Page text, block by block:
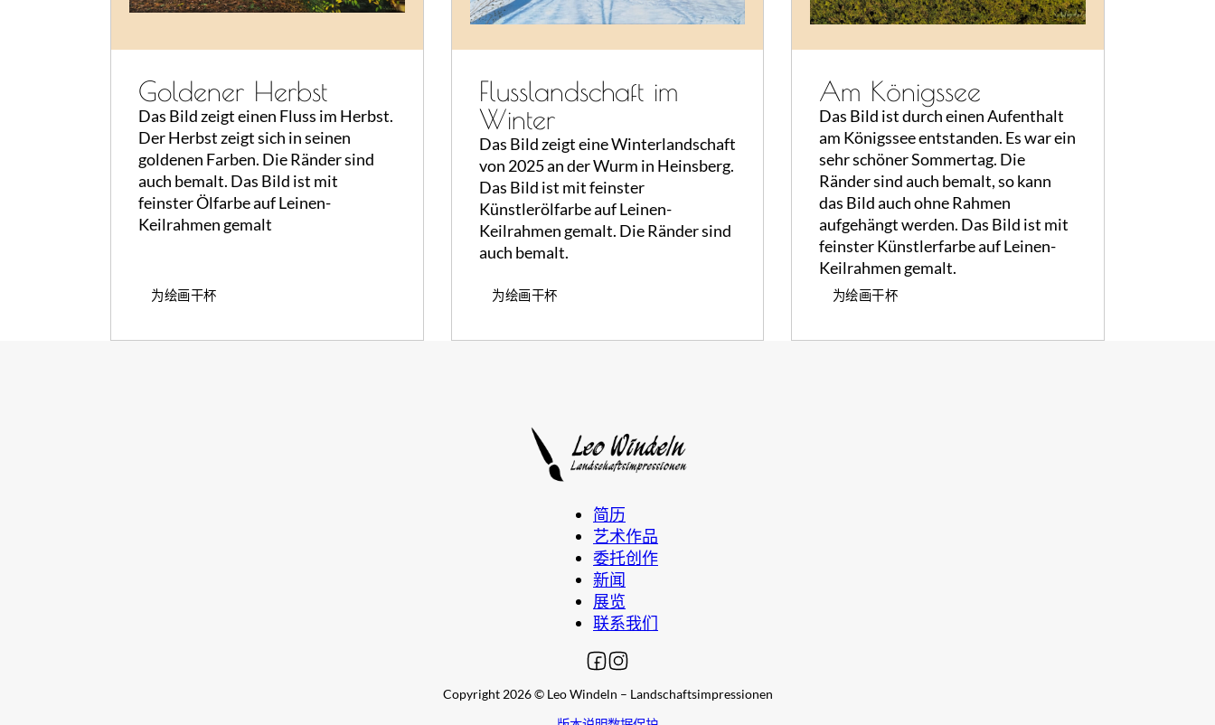
Goldener Herbst
Das Bild zeigt einen Fluss im Herbst.
Der Herbst zeigt sich in seinen
goldenen Farben. Die Ränder sind
auch bemalt. Das Bild ist mit
feinster Ölfarbe auf Leinen-
Keilrahmen gemalt
为绘画干杯
Flusslandschaft im
Winter
Das Bild zeigt eine Winterlandschaft
von 2025 an der Wurm in Heinsberg.
Das Bild ist mit feinster
Künstlerölfarbe auf Leinen-
Keilrahmen gemalt. Die Ränder sind
auch bemalt.
为绘画干杯
Am Königssee
Das Bild ist durch einen Aufenthalt
am Königssee entstanden. Es war ein
sehr schöner Sommertag. Die
Ränder sind auch bemalt, so kann
das Bild auch ohne Rahmen
aufgehängt werden. Das Bild ist mit
feinster Künstlerfarbe auf Leinen-
Keilrahmen gemalt.
为绘画干杯
简历
艺术作品
委托创作
新闻
展览
联系我们
在 Facebook 上关注我
在 Instagram 上关注我
Copyright 2026 © Leo Windeln – Landschaftsimpressionen